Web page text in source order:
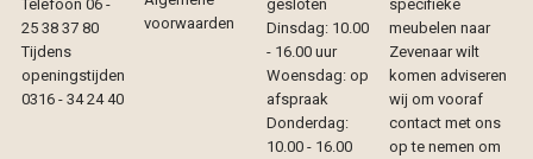
Telefoon 06 -
25 38 37 80
Tijdens
openingstijden
0316 - 34 24 40
voorwaarden
gesloten
Dinsdag: 10.00
- 16.00 uur
Woensdag: op
afspraak
Donderdag:
10.00 - 16.00
specifieke
meubelen naar
Zevenaar wilt
komen adviseren
wij om vooraf
contact met ons
op te nemen om